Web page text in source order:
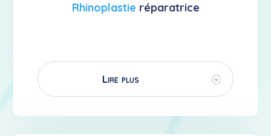
Rhinoplastie réparatrice
Lire plus